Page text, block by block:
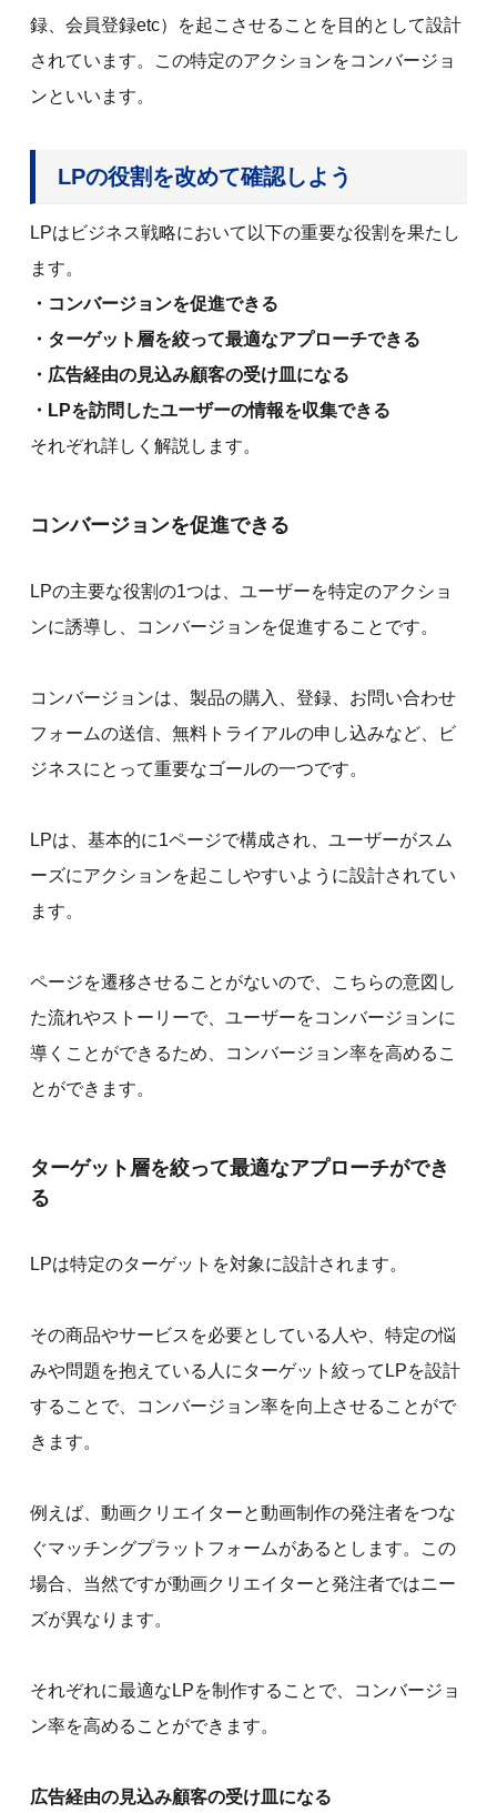
録、会員登録etc）を起こさせることを目的として設計
されています。この特定のアクションをコンバージョ
ンといいます。
LPの役割を改めて確認しよう
LPはビジネス戦略において以下の重要な役割を果たし
ます。
・コンバージョンを促進できる
・ターゲット層を絞って最適なアプローチできる
・広告経由の見込み顧客の受け皿になる
・LPを訪問したユーザーの情報を収集できる
それぞれ詳しく解説します。
コンバージョンを促進できる
LPの主要な役割の1つは、ユーザーを特定のアクショ
ンに誘導し、コンバージョンを促進することです。
コンバージョンは、製品の購入、登録、お問い合わせ
フォームの送信、無料トライアルの申し込みなど、ビ
ジネスにとって重要なゴールの一つです。
LPは、基本的に1ページで構成され、ユーザーがスム
ーズにアクションを起こしやすいように設計されてい
ます。
ページを遷移させることがないので、こちらの意図し
た流れやストーリーで、ユーザーをコンバージョンに
導くことができるため、コンバージョン率を高めるこ
とができます。
ターゲット層を絞って最適なアプローチができ
る
LPは特定のターゲットを対象に設計されます。
その商品やサービスを必要としている人や、特定の悩
みや問題を抱えている人にターゲット絞ってLPを設計
することで、コンバージョン率を向上させることがで
きます。
例えば、動画クリエイターと動画制作の発注者をつな
ぐマッチングプラットフォームがあるとします。この
場合、当然ですが動画クリエイターと発注者ではニー
ズが異なります。
それぞれに最適なLPを制作することで、コンバージョ
ン率を高めることができます。
広告経由の見込み顧客の受け皿になる